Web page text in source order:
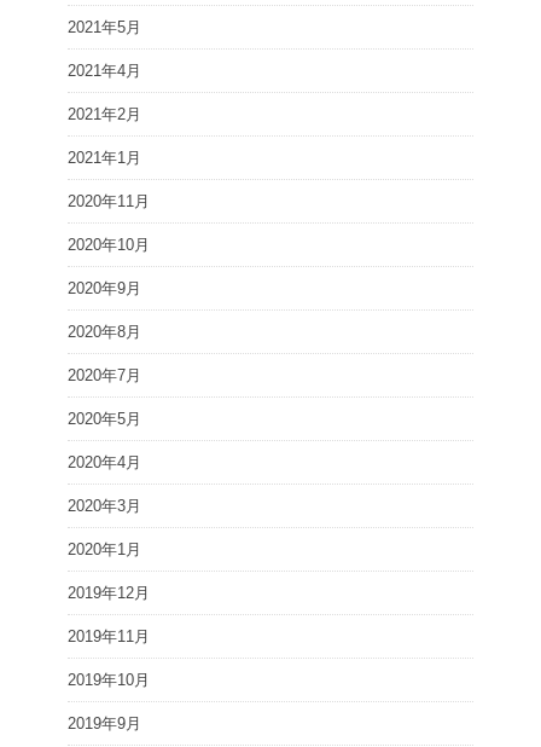
2021年5月
2021年4月
2021年2月
2021年1月
2020年11月
2020年10月
2020年9月
2020年8月
2020年7月
2020年5月
2020年4月
2020年3月
2020年1月
2019年12月
2019年11月
2019年10月
2019年9月